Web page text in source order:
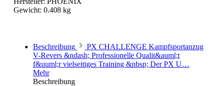
Gewicht: 0.408 kg
Beschreibung
PX CHALLENGE Kampfsportanzug
V-Revers &ndash; Professionelle Qualit&auml;t
f&uuml;r vielseitiges Training &nbsp; Der PX U…
Mehr
Beschreibung